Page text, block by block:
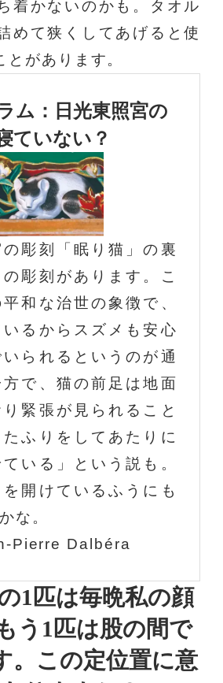
着かないのかも。タオル
めて狭くしてあげると使
とがあります。
ム：日光東照宮の
ていない？
の彫刻「眠り猫」の裏
彫刻があります。こ
和な治世の象徴で、
るからスズメも安心
いられるというのが通
で、猫の前足は地面
緊張が見られること
ふりをしてあたりに
いる」という説も。
開けているふうにも
な。
Pierre Dalbéra
1匹は毎晩私の顔
う1匹は股の間で
この定位置に意